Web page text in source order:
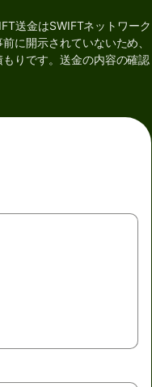
送金はSWIFTネットワーク
に開示されていないため、
りです。送金の内容の確認